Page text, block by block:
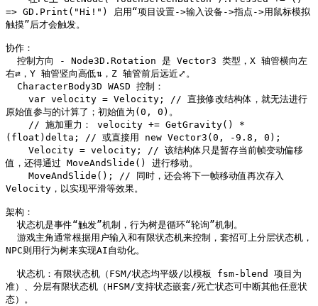
=> GD.Print("Hi!") 启用“项目设置->输入设备->指点->用鼠标模拟
触摸”后才会触发。
协作：
右⇄，Y 轴管竖向高低⇅，Z 轴管前后远近⤢。
原始值参与的计算了；初始值为(0, 0)。
(float)delta; // 或直接用 new Vector3(0, -9.8, 0);
值，还得通过 MoveAndSlide() 进行移动。
Velocity，以实现平滑等效果。
架构：
NPC则用行为树来实现AI自动化。
准）、分层有限状态机（HFSM/支持状态嵌套/死亡状态可中断其他任意状
态）。